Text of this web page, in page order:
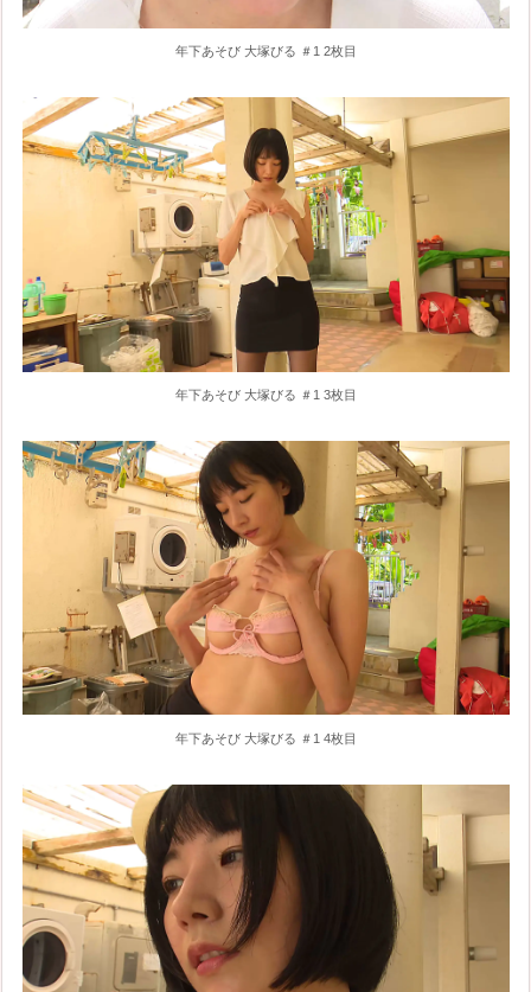
年下あそび 大塚びる ＃1 2枚目
年下あそび 大塚びる ＃1 3枚目
年下あそび 大塚びる ＃1 4枚目